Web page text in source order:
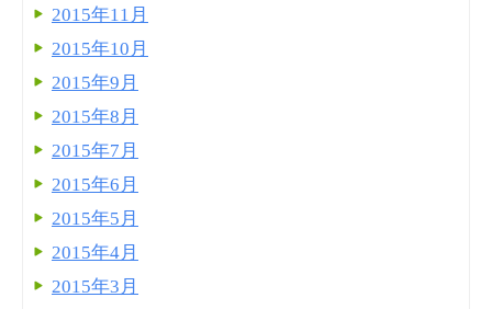
2015年11月
2015年10月
2015年9月
2015年8月
2015年7月
2015年6月
2015年5月
2015年4月
2015年3月